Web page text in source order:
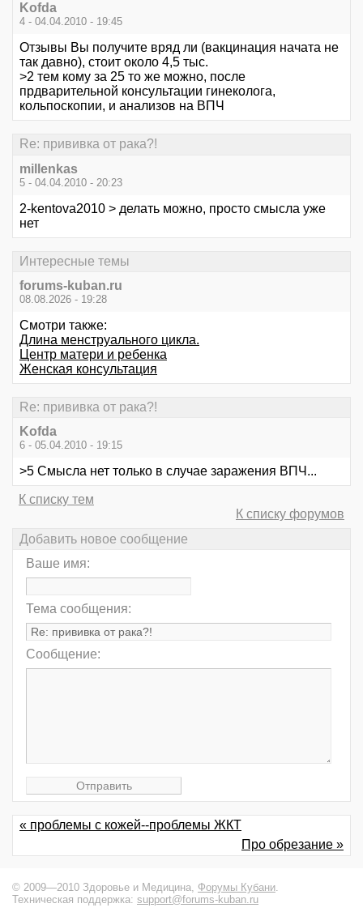
Kofda
4 - 04.04.2010 - 19:45
Отзывы Вы получите вряд ли (вакцинация начата не
так давно), стоит около 4,5 тыс.
>2 тем кому за 25 то же можно, после
прдварительной консультации гинеколога,
кольпоскопии, и анализов на ВПЧ
Re: прививка от рака?!
millenkas
5 - 04.04.2010 - 20:23
2-kentova2010 > делать можно, просто смысла уже
нет
Интересные темы
forums-kuban.ru
08.08.2026 - 19:28
Смотри также:
Длина менструального цикла.
Центр матери и ребенка
Женская консультация
Re: прививка от рака?!
Kofda
6 - 05.04.2010 - 19:15
>5 Смысла нет только в случае заражения ВПЧ...
К списку тем
К списку форумов
Добавить новое сообщение
Ваше имя:
Тема сообщения:
Сообщение:
« проблемы с кожей--проблемы ЖКТ
Про обрезание »
© 2009—2010 Здоровье и Медицина, Форумы Кубани
Техническая поддержка: support@forums-kuban.ru